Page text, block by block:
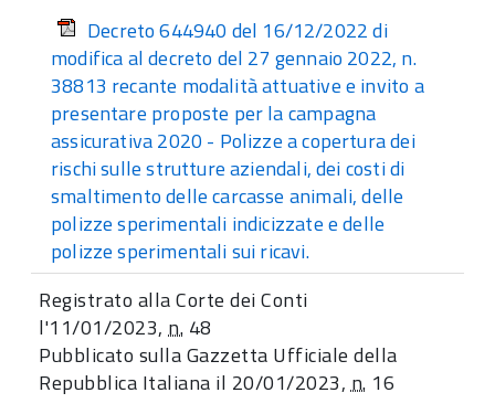
Decreto 644940 del 16/12/2022 di
modifica al decreto del 27 gennaio 2022, n.
38813 recante modalità attuative e invito a
presentare proposte per la campagna
assicurativa 2020 - Polizze a copertura dei
rischi sulle strutture aziendali, dei costi di
smaltimento delle carcasse animali, delle
polizze sperimentali indicizzate e delle
polizze sperimentali sui ricavi.
Registrato alla Corte dei Conti
l'11/01/2023,n. 48
Pubblicato sulla Gazzetta Ufficiale della
Repubblica Italiana il 20/01/2023,n. 16